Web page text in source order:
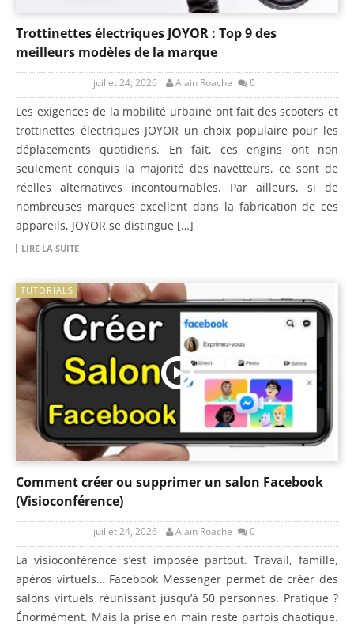
Trottinettes électriques JOYOR : Top 9 des
meilleurs modèles de la marque
juillet 24, 2026 Alain Roache 0
Les exigences de la mobilité urbaine ont fait des scooters et
trottinettes électriques JOYOR un choix populaire pour les
déplacements quotidiens. En fait, ces engins ont non
seulement conquis la majorité des navetteurs, ce sont de
réelles alternatives incontournables. Par ailleurs, si de
nombreuses marques excellent dans la fabrication de ces
appareils, JOYOR se distingue […]
LIRE LA SUITE
TUTORIALS
Comment créer ou supprimer un salon Facebook
(Visioconférence)
juillet 24, 2026 Alain Roache 0
La visioconférence s’est imposée partout. Travail, famille,
apéros virtuels… Facebook Messenger permet de créer des
salons virtuels réunissant jusqu’à 50 personnes. Pratique ?
Énormément. Mais la prise en main reste parfois chaotique.